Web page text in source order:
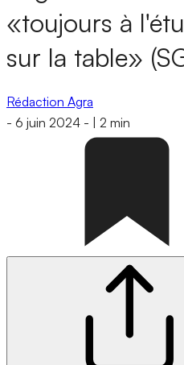
«toujours à
sur la table»
Rédaction Agra
- 6 juin 2024 - 2 min